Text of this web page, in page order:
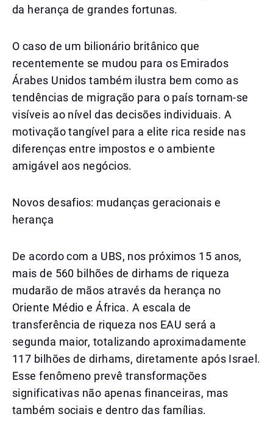
da herança de grandes fortunas.
O caso de um bilionário britânico que
recentemente se mudou para os Emirados
Árabes Unidos também ilustra bem como as
tendências de migração para o país tornam-se
visíveis ao nível das decisões individuais. A
motivação tangível para a elite rica reside nas
diferenças entre impostos e o ambiente
amigável aos negócios.
Novos desafios: mudanças geracionais e
herança
De acordo com a UBS, nos próximos 15 anos,
mais de 560 bilhões de dirhams de riqueza
mudarão de mãos através da herança no
Oriente Médio e África. A escala de
transferência de riqueza nos EAU será a
segunda maior, totalizando aproximadamente
117 bilhões de dirhams, diretamente após Israel.
Esse fenômeno prevê transformações
significativas não apenas financeiras, mas
também sociais e dentro das famílias.